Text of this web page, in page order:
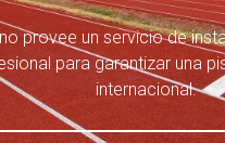
provee un servicio de
para garantizar una
internacional.